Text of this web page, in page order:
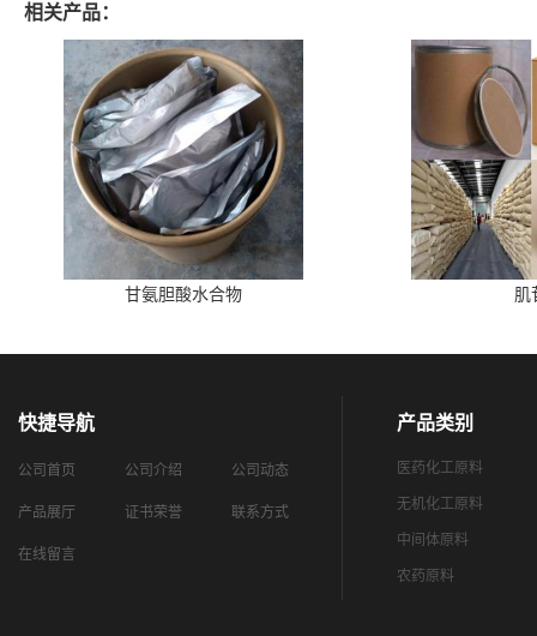
相关产品：
甘氨胆酸水合物 肌
快捷导航
公司首页 公司介绍 公司动态
产品展厅 证书荣誉 联系方式
在线留言
产品类别
医药化工原料
无机化工原料
中间体原料
农药原料